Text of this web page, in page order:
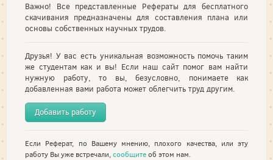
Важно! Все представленные Рефераты для бесплатного
скачивания предназначены для составления плана или
основы собственных научных трудов.
Друзья! У вас есть уникальная возможность помочь таким
же студентам как и вы! Если наш сайт помог вам найти
нужную работу, то вы, безусловно, понимаете как
добавленная вами работа может облегчить труд другим.
Добавить работу
Если Реферат, по Вашему мнению, плохого качества, или эту
работу Вы уже встречали,сообщитеоб этом нам.